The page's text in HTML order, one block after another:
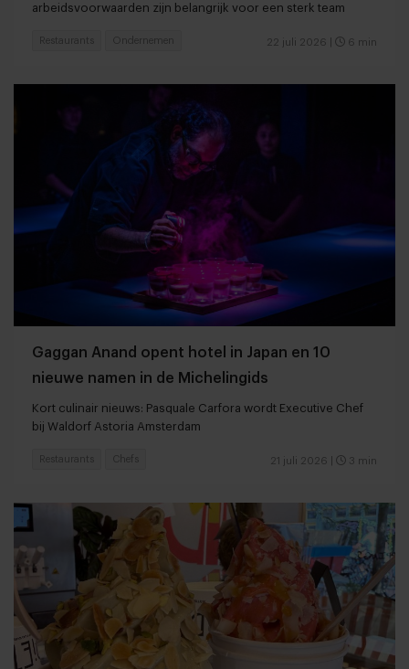
arbeidsvoorwaarden zijn belangrijk voor een sterk team
22 juli 2026 6 min
Restaurants Ondernemen
Gaggan Anand opent hotel in Japan en 10
nieuwe namen in de Michelingids
Kort culinair nieuws: Pasquale Carfora wordt Executive Chef
bij Waldorf Astoria Amsterdam
21 juli 2026 3 min
Restaurants Chefs